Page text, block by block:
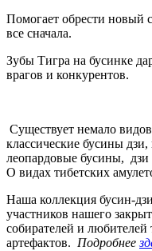
Помогает обрести новый
все сначала.
Зубы Тигра на бусинке
врагов и конкурентов.
Существует немало
классические бусины
леопардовые бусины,
О видах тибетских
Наша коллекция бусин-
участников нашего
собирателей и любителей
артефактов. Подробнее